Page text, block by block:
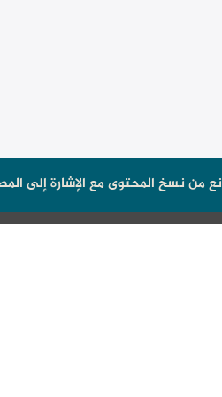
من نسخ المحتوى مع الإشارة إلى